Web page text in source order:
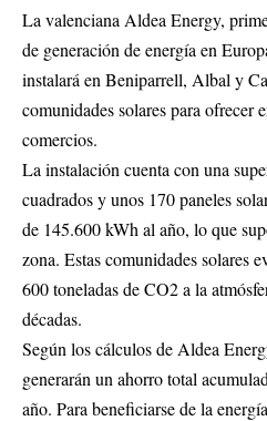
La valenciana Aldea Energy,
de generación de energía en
instalará en Beniparrell, Albal y
comunidades solares para ofrecer
comercios.
La instalación cuenta con una
cuadrados y unos 170 paneles
de 145.600 kWh al año, lo que
zona. Estas comunidades solares
600 toneladas de CO2 a la
décadas.
Según los cálculos de Aldea
generarán un ahorro total
año. Para beneficiarse de la